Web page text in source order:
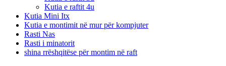
Kutia e raftit 4u
Kutia Mini Itx
Kutia e montimit në mur për kompjuter
Rasti Nas
Rasti i minatorit
shina rrëshqitëse për montim në raft